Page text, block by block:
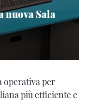
nuova Sala
operativa per
più efficiente e